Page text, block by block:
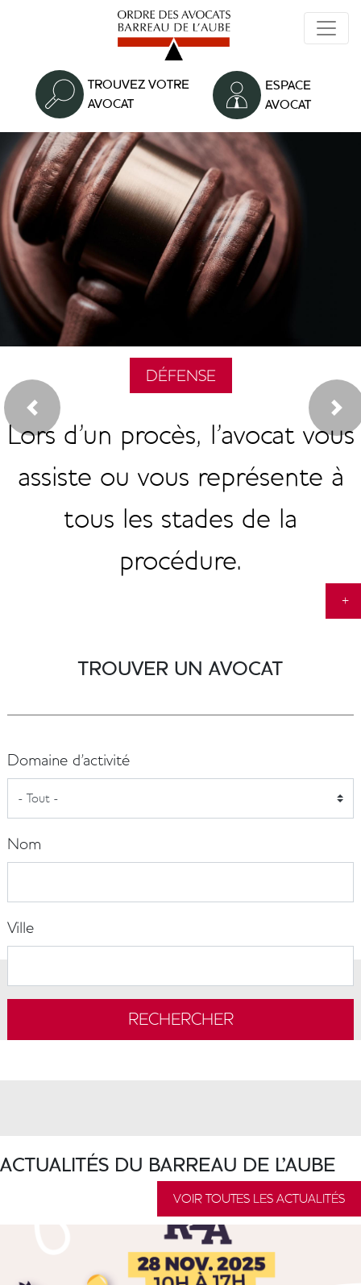
TROUVEZ VOTRE
AVOCAT
ESPACE
AVOCAT
DÉFENSE
Colonne
Lors d'un procès, l’avocat vous
assiste ou vous représente à
tous les stades de la
procédure.
+
CONSEIL
Colonne
L’avocat peut vous conseiller
dans tous les domaines de la
vie civile, économique et
sociale.
+
Précédent
TROUVER UN AVOCAT
Domaine d'activité
Nom
Ville
ACTUALITÉS DU BARREAU DE L'AUBE
VOIR TOUTES LES ACTUALITÉS